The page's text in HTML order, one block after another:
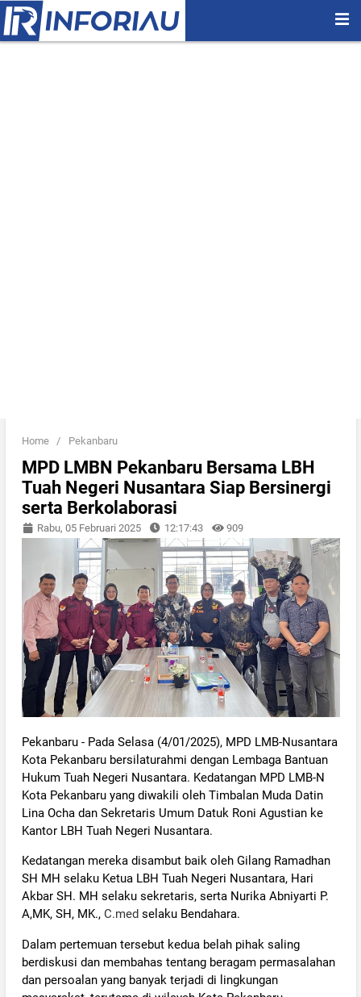
Home / Pekanbaru
MPD LMBN Pekanbaru Bersama LBH
Tuah Negeri Nusantara Siap Bersinergi
serta Berkolaborasi
Rabu, 05 Februari 2025 12:17:43 909
Pekanbaru - Pada Selasa (4/01/2025), MPD LMB-Nusantara
Kota Pekanbaru bersilaturahmi dengan Lembaga Bantuan
Hukum Tuah Negeri Nusantara. Kedatangan MPD LMB-N
Kota Pekanbaru yang diwakili oleh Timbalan Muda Datin
Lina Ocha dan Sekretaris Umum Datuk Roni Agustian ke
Kantor LBH Tuah Negeri Nusantara.
Kedatangan mereka disambut baik oleh Gilang Ramadhan
SH MH selaku Ketua LBH Tuah Negeri Nusantara, Hari
Akbar SH. MH selaku sekretaris, serta Nurika Abniyarti P.
A,MK, SH, MK., C.med selaku Bendahara.
Dalam pertemuan tersebut kedua belah pihak saling
berdiskusi dan membahas tentang beragam permasalahan
dan persoalan yang banyak terjadi di lingkungan